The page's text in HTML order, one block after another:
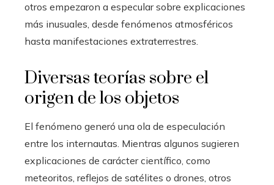
otros empezaron a especular sobre explicaciones
más inusuales, desde fenómenos atmosféricos
hasta manifestaciones extraterrestres.
Diversas teorías sobre el
origen de los objetos
El fenómeno generó una ola de especulación
entre los internautas. Mientras algunos sugieren
explicaciones de carácter científico, como
meteoritos, reflejos de satélites o drones, otros